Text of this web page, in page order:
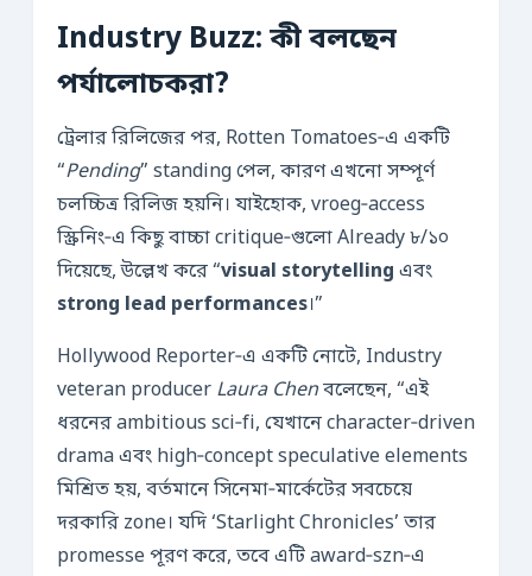
Industry Buzz: কী বলছেন
পর্যালোচকরা?
ট্রেলার রিলিজের পর, Rotten Tomatoes‑এ একটি
“Pending” standing পেল, কারণ এখনো সম্পূর্ণ
চলচ্চিত্র রিলিজ হয়নি। যাইহোক, vroeg‑access
স্ক্রিনিং‑এ কিছু বাচ্চা critique‑গুলো Already ৮/১০
দিয়েছে, উল্লেখ করে “visual storytelling এবং
strong lead performances।”
Hollywood Reporter‑এ একটি নোটে, Industry
veteran producer Laura Chenবলেছেন, “এই
ধরনের ambitious sci‑fi, যেখানে character‑driven
drama এবং high‑concept speculative elements
মিশ্রিত হয়, বর্তমানে সিনেমা‑মার্কেটের সবচেয়ে
দরকারি zone। যদি ‘Starlight Chronicles’ তার
promesse পূরণ করে, তবে এটি award‑szn‑এ